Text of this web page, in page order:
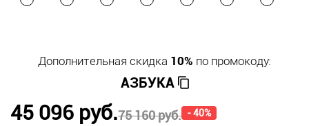
Дополнительная скидка 10% по промокоду:
АЗБУКА
75 160 руб. - 40%
45 096 руб.